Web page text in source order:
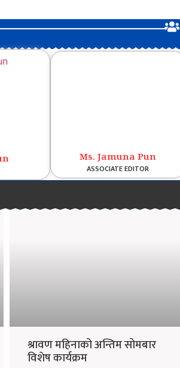
Ms. Jamuna Pun
ASSOCIATE EDITOR
श्रावण महिनाको अन्तिम सोमबार
विशेष कार्यक्रम